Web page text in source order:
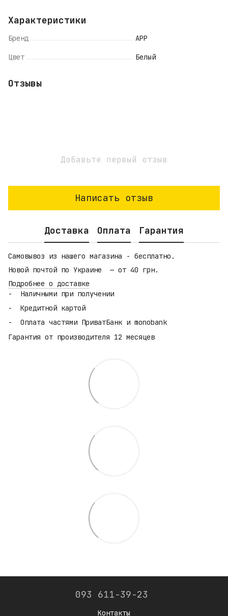
Характеристики
Бренд APP
Цвет Белый
Отзывы
Добавьте первый отзыв
Написать отзыв
Доставка Оплата Гарантия
Самовывоз из нашего магазина - бесплатно.
Новой почтой по Украине — от 40 грн.
Подробнее о доставке
Наличными при получении
Кредитной картой
Оплата частями ПриватБанк и monobank
Гарантия от производителя 12 месяцев
093 611-39-23
Контакты